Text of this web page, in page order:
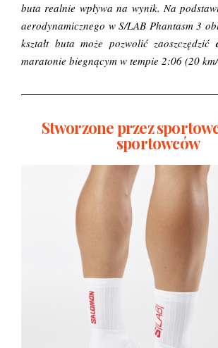
buta realnie wpływa na wynik. Na
aerodynamicznego w S/LAB Phantasm 3
kształt buta może pozwolić zaoszczędzić
maratonie biegnącym w tempie 2:06 (20
Stworzone przez
sportowców